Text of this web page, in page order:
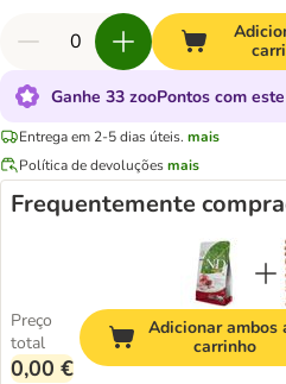
Ganhe 33 zooPontos com
Entrega em 2-5 dias úteis. mais
Política de devoluçõesmais
Frequentemente
Preço
total
0,00 €
Adicionar ambos
carrinho